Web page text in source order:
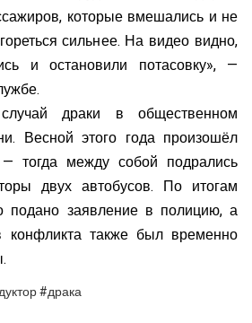
которые вмешались и не
сильнее. На видео видно,
и остановили потасовку», —
драки в общественном
Весной этого года произошёл
тогда между собой подрались
двух автобусов. По итогам
подано заявление в полицию, а
конфликта также был временно
#драка